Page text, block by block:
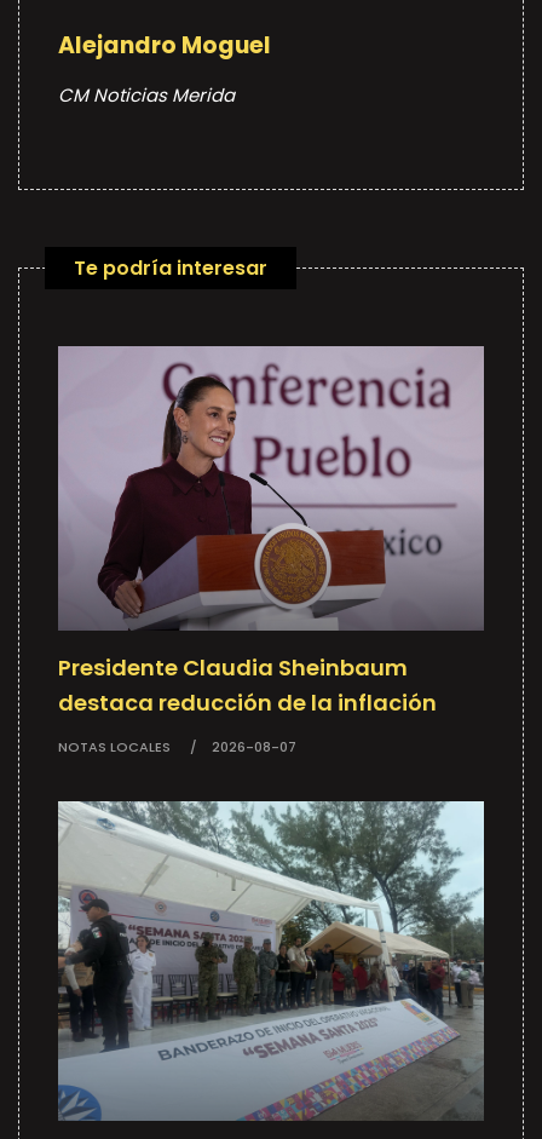
Alejandro Moguel
CM Noticias Merida
Te podría interesar
Presidente Claudia Sheinbaum
destaca reducción de la inflación
NOTAS LOCALES 2026-08-07